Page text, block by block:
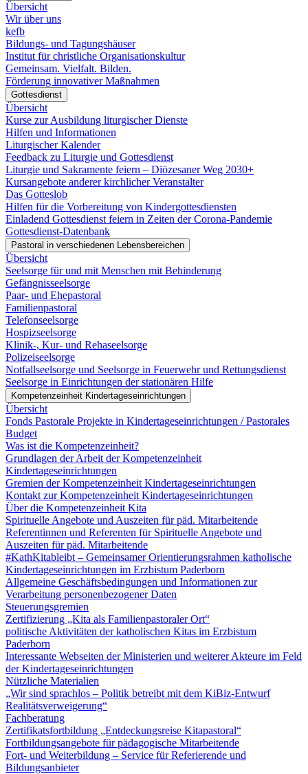
Übersicht
Wir über uns
kefb
Bildungs- und Tagungshäuser
Institut für christliche Organisationskultur
Gemeinsam. Vielfalt. Bilden.
Förderung innovativer Maßnahmen
Gottesdienst
Übersicht
Kurse zur Ausbildung liturgischer Dienste
Hilfen und Informationen
Liturgischer Kalender
Feedback zu Liturgie und Gottesdienst
Liturgie und Sakramente feiern – Diözesaner Weg 2030+
Kursangebote anderer kirchlicher Veranstalter
Das Gotteslob
Hilfen für die Vorbereitung von Kindergottesdiensten
Einladend Gottesdienst feiern in Zeiten der Corona-Pandemie
Gottesdienst-Datenbank
Pastoral in verschiedenen Lebensbereichen
Übersicht
Seelsorge für und mit Menschen mit Behinderung
Gefängnisseelsorge
Paar- und Ehepastoral
Familienpastoral
Telefonseelsorge
Hospizseelsorge
Klinik-, Kur- und Rehaseelsorge
Polizeiseelsorge
Notfallseelsorge und Seelsorge in Feuerwehr und Rettungsdienst
Seelsorge in Einrichtungen der stationären Hilfe
Kompetenzeinheit Kindertageseinrichtungen
Übersicht
Fonds Pastorale Projekte in Kindertageseinrichtungen / Pastorales
Budget
Was ist die Kompetenzeinheit?
Grundlagen der Arbeit der Kompetenzeinheit
Kindertageseinrichtungen
Gremien der Kompetenzeinheit Kindertageseinrichtungen
Kontakt zur Kompetenzeinheit Kindertageseinrichtungen
Über die Kompetenzeinheit Kita
Spirituelle Angebote und Auszeiten für päd. Mitarbeitende
Referentinnen und Referenten für Spirituelle Angebote und
Auszeiten für päd. Mitarbeitende
#KathKitableibt – Gemeinsamer Orientierungsrahmen katholische
Kindertageseinrichtungen im Erzbistum Paderborn
Allgemeine Geschäftsbedingungen und Informationen zur
Verarbeitung personenbezogener Daten
Steuerungsgremien
Zertifizierung „Kita als Familienpastoraler Ort“
politische Aktivitäten der katholischen Kitas im Erzbistum
Paderborn
Interessante Webseiten der Ministerien und weiterer Akteure im Feld
der Kindertageseinrichtungen
Nützliche Materialien
„Wir sind sprachlos – Politik betreibt mit dem KiBiz-Entwurf
Realitätsverweigerung“
Fachberatung
Zertifikatsfortbildung „Entdeckungsreise Kitapastoral“
Fortbildungsangebote für pädagogische Mitarbeitende
Fort- und Weiterbildung – Service für Referierende und
Bildungsanbieter